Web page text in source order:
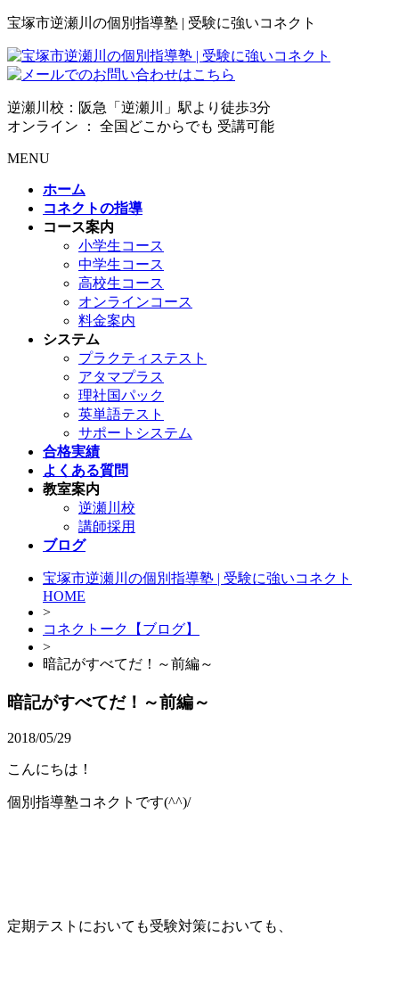
宝塚市逆瀬川の個別指導塾 | 受験に強いコネクト
逆瀬川校：阪急「逆瀬川」駅より徒歩3分
オンライン ： 全国どこからでも 受講可能
MENU
ホーム
コネクトの指導
コース案内
小学生コース
中学生コース
高校生コース
オンラインコース
料金案内
システム
プラクティステスト
アタマプラス
理社国パック
英単語テスト
サポートシステム
合格実績
よくある質問
教室案内
逆瀬川校
講師採用
ブログ
宝塚市逆瀬川の個別指導塾 | 受験に強いコネクト
HOME
>
コネクトーク【ブログ】
>
暗記がすべてだ！～前編～
暗記がすべてだ！～前編～
2018/05/29
こんにちは！
個別指導塾コネクトです(^^)/
定期テストにおいても受験対策においても、